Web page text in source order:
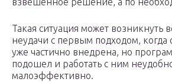
Такая ситуация может возникнуть
неудачи с первым подходом, когда
уже частично внедрена, но
подошел и работать с ним
малоэффективно.